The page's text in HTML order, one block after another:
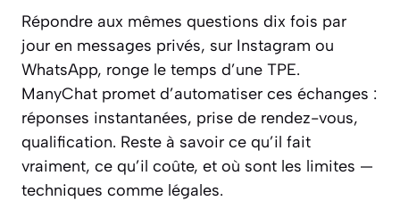
Répondre aux mêmes questions dix fois par
jour en messages privés, sur Instagram ou
WhatsApp, ronge le temps d’une TPE.
ManyChat promet d’automatiser ces échanges :
réponses instantanées, prise de rendez-vous,
qualification. Reste à savoir ce qu’il fait
vraiment, ce qu’il coûte, et où sont les limites —
techniques comme légales.